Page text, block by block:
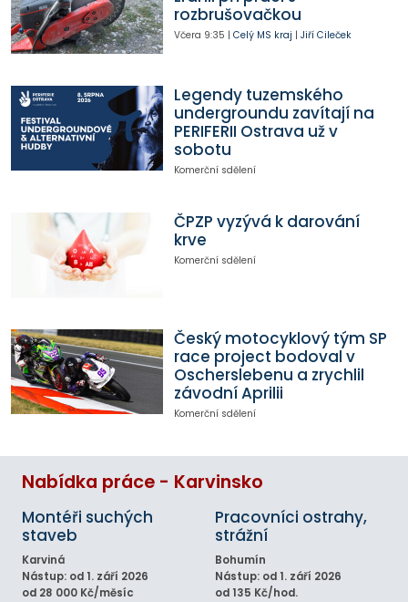
rozbrušovačkou
Včera 9:35 | Celý MS kraj | Jiří Cileček
Legendy tuzemského
undergroundu zavítají na
PERIFERII Ostrava už v
sobotu
Komerční sdělení
ČPZP vyzývá k darování
krve
Komerční sdělení
Český motocyklový tým SP
race project bodoval v
Oscherslebenu a zrychlil
závodní Aprilii
Komerční sdělení
Nabídka práce - Karvinsko
Montéři suchých
staveb
Karviná
Nástup: od 1. září 2026
od 28 000 Kč/měsíc
Pracovníci ostrahy,
strážní
Bohumín
Nástup: od 1. září 2026
od 135 Kč/hod.